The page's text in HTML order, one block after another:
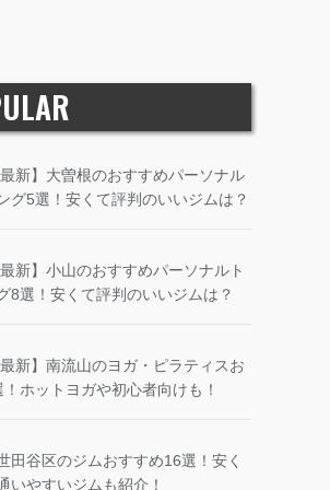
最新】大曽根のおすすめパーソナル
グ5選！安くて評判のいいジムは？
最新】小山のおすすめパーソナルト
8選！安くて評判のいいジムは？
最新】南流山のヨガ・ピラティスお
ホットヨガや初心者向けも！
田谷区のジムおすすめ16選！安く
いやすいジムも紹介！